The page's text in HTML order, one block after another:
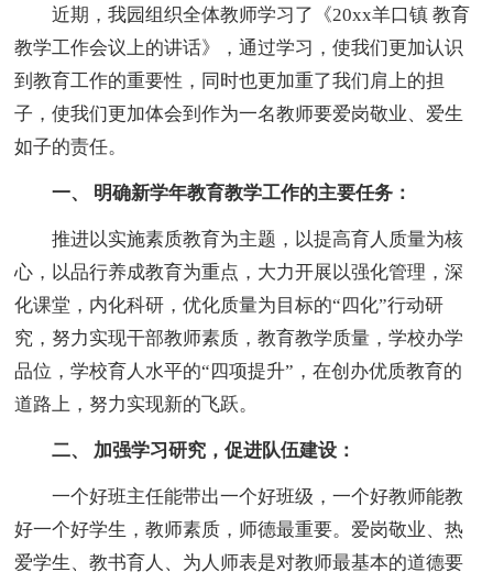
近期，我园组织全体教师学习了《20xx羊口镇 教育
教学工作会议上的讲话》，通过学习，使我们更加认识
到教育工作的重要性，同时也更加重了我们肩上的担
子，使我们更加体会到作为一名教师要爱岗敬业、爱生
如子的责任。
一、 明确新学年教育教学工作的主要任务：
推进以实施素质教育为主题，以提高育人质量为核
心，以品行养成教育为重点，大力开展以强化管理，深
化课堂，内化科研，优化质量为目标的“四化”行动研
究，努力实现干部教师素质，教育教学质量，学校办学
品位，学校育人水平的“四项提升”，在创办优质教育的
道路上，努力实现新的飞跃。
二、 加强学习研究，促进队伍建设：
一个好班主任能带出一个好班级，一个好教师能教
好一个好学生，教师素质，师德最重要。爱岗敬业、热
爱学生、教书育人、为人师表是对教师最基本的道德要